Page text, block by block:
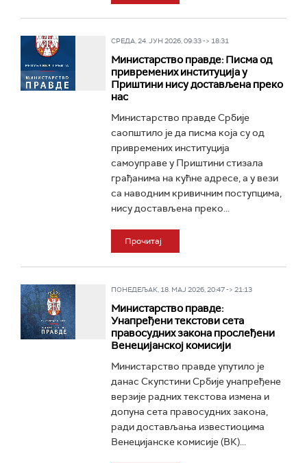
СРЕДА, 24. ЈУН 2026, 09:33 -> 18:31
Министарство правде: Писма од
привремених институција у
Приштини нису достављена преко
нас
Министарство правде Србије
саопштило је да писма која су од
привремених институција
самоуправе у Приштини стизала
грађанима на кућне адресе, а у вези
са наводним кривичним поступцима,
нису достављена преко...
Прочитај
ПОНЕДЕЉАК, 18. МАЈ 2026, 20:47 -> 21:13
Министарство правде:
Унапређени текстови сета
правосудних закона прослеђени
Венецијанској комисији
Министарство правде упутило је
данас Скупстини Србије унапређене
верзије радних текстова измена и
допуна сета правосудних закона,
ради достављања известиоцима
Венецијанске комисије (ВК)...